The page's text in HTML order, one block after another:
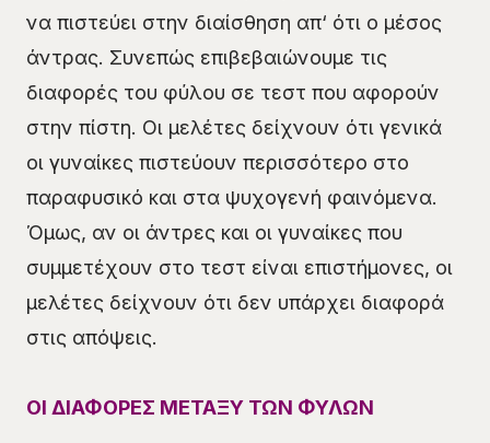
να πιστεύει στην διαίσθηση απ‘ ότι ο μέσος
άντρας. Συνεπώς επιβεβαιώνουμε τις
διαφορές του φύλου σε τεστ που αφορούν
στην πίστη. Οι μελέτες δείχνουν ότι γενικά
οι γυναίκες πιστεύουν περισσότερο στο
παραφυσικό και στα ψυχογενή φαινόμενα.
Όμως, αν οι άντρες και οι γυναίκες που
συμμετέχουν στο τεστ είναι επιστήμονες, οι
μελέτες δείχνουν ότι δεν υπάρχει διαφορά
στις απόψεις.
ΟΙ ΔΙΑΦΟΡΕΣ ΜΕΤΑΞΥ ΤΩΝ ΦΥΛΩΝ